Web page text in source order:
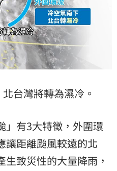
台灣將轉為濕冷。
」有3大特徵，外圍環
讓距離颱風較遠的北
致災性的大量降雨，